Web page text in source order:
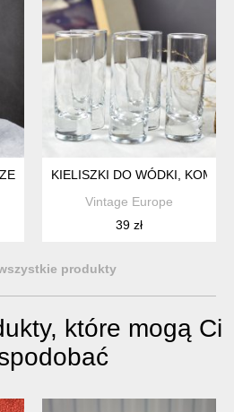
2 SZTUK
KIELISZKI DO WÓDKI,
Vintage Europe
39 zł
produkty
które mogą Ci